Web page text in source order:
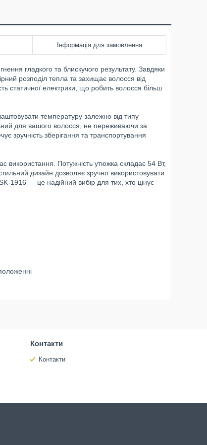
Інформація для замовлення
гладкого та блискучого результату. Завдяки
розподіл тепла та захищає волосся від
статичної електрики, що робить волосся більш
температуру залежно від типу
для вашого волосся, не переживаючи за
зручність зберігання та транспортування
Потужність утюжка складає 54 Вт,
дизайн дозволяє зручно використовувати
1916 — це надійний вибір для тих, хто цінує
Контакти
Контакти